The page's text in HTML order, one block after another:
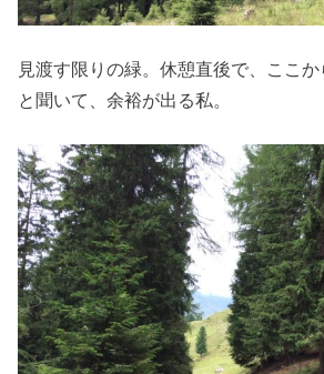
見渡す限りの緑。休憩直後で、ここ
と聞いて、余裕が出る私。